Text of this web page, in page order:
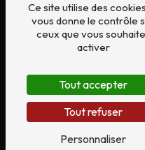
05
Ce site utilise des
vous donne le contrôle
ceux que vous
activer
Tout accepter
Tout refuser
Personnaliser